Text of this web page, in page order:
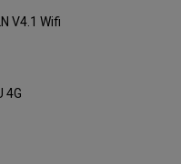
tin cậy của sản phẩm.
V4.1 Wifi
4G